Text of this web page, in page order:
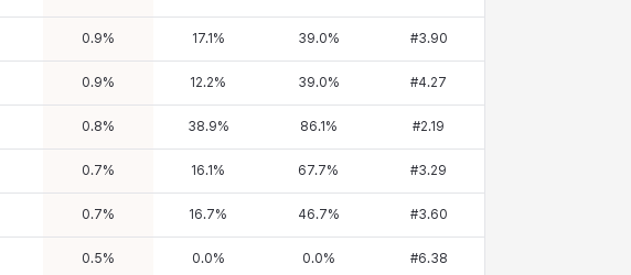
0.9% 17.1 % 39.0% #3.90
0.9% 12.2% 39.0% #4.27
0.8% 38.9% 86.1 % #2.19
0.7% 16.1 % 67.7% #3.29
0.7% 16.7% 46.7% #3.60
0.5% 0.0% 0.0% #6.38